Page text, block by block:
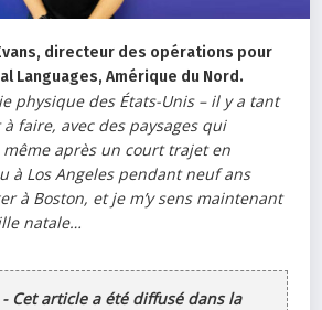
directeur des opérations pour
Languages, Amérique du Nord.
physique des États-Unis – il y a tant
faire, avec des paysages qui
après un court trajet en
à Los Angeles pendant neuf ans
à Boston, et je m’y sens maintenant
natale…
Cet article a été diffusé dans la